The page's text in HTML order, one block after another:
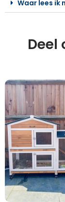
Waar lees ik
Deel